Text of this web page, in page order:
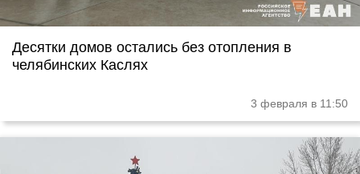
Десятки домов остались без отопления в
челябинских Каслях
3 февраля в 11:50